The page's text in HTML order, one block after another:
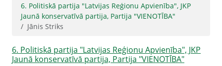
6. Politiskā partija "Latvijas Reģionu Apvienība", JKP
Jaunā konservatīvā partija, Partija "VIENOTĪBA"
Jānis Striks
6. Politiskā partija "Latvijas Reģionu Apvienība", JKP
Jaunā konservatīvā partija, Partija "VIENOTĪBA"